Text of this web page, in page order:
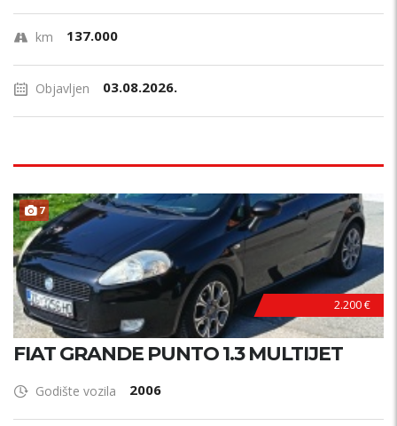
km 137.000
Objavljen 03.08.2026.
7
2.200 €
FIAT GRANDE PUNTO 1.3 MULTIJET
Godište vozila 2006